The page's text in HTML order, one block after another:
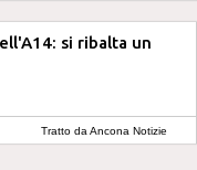
si ribalta un
Tratto da Ancona Notizie